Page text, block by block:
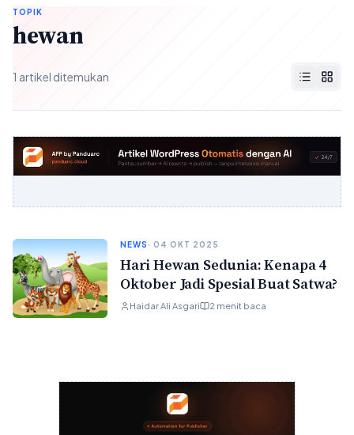
TOPIK
hewan
1 artikel ditemukan
NEWS· 04 OKT 2025
Hari Hewan Sedunia: Kenapa 4
Oktober Jadi Spesial Buat Satwa?
Haidar Ali Asgari 2 menit baca